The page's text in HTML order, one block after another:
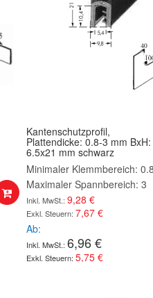
Kantenschutzprofil,
Plattendicke: 0.8-3 mm BxH:
6.5x21 mm schwarz
Minimaler Klemmbereich:
Maximaler Spannbereich: 3
9,28 €
7,67 €
Ab
6,96 €
5,75 €